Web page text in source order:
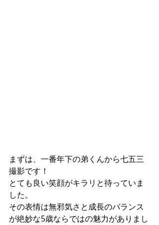
まずは、一番年下の弟くんから七五三
撮影です！
とても良い笑顔がキラリと待っていま
した。
その表情は無邪気さと成長のバランス
が絶妙な5歳ならではの魅力がありまし